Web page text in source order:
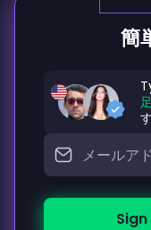
簡